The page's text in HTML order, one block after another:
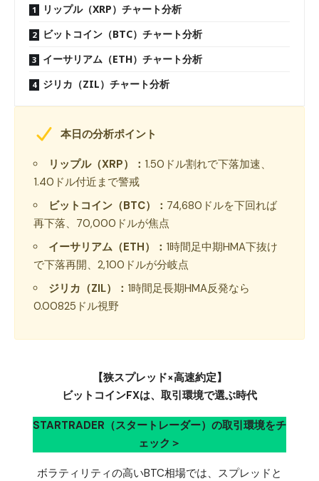
リップル（XRP）チャート分析
ビットコイン（BTC）チャート分析
イーサリアム（ETH）チャート分析
ジリカ（ZIL）チャート分析
本日の分析ポイント
リップル（XRP）： 1.50ドル割れで下落加速、
1.40ドル付近まで警戒
ビットコイン（BTC）： 74,680ドルを下回れば
再下落、70,000ドルが焦点
イーサリアム（ETH）： 1時間足中期HMA下抜け
で下落再開、2,100ドルが分岐点
ジリカ（ZIL）： 1時間足長期HMA反発なら
0.00825ドル視野
【狭スプレッド×高速約定】
ビットコインFXは、取引環境で選ぶ時代
STARTRADER（スタートレーダー）の取引環境をチ
ェック＞
ボラティリティの高いBTC相場では、スプレッドと